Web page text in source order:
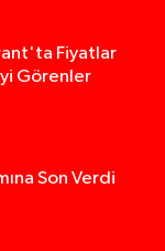
Fiyatlar
Görenler
Son Verdi